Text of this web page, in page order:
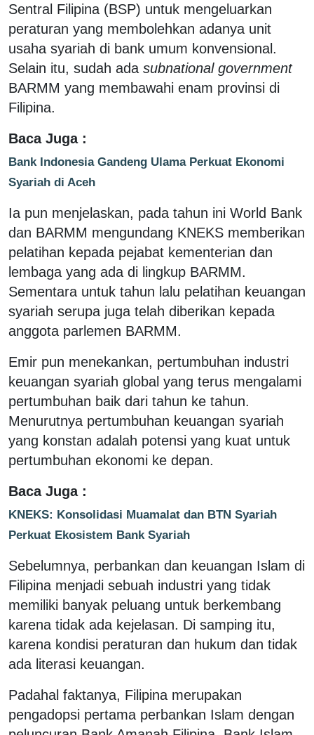
Sentral Filipina (BSP) untuk mengeluarkan
peraturan yang membolehkan adanya unit
usaha syariah di bank umum konvensional.
Selain itu, sudah ada subnational government
BARMM yang membawahi enam provinsi di
Filipina.
Baca Juga :
Bank Indonesia Gandeng Ulama Perkuat Ekonomi
Syariah di Aceh
Ia pun menjelaskan, pada tahun ini World Bank
dan BARMM mengundang KNEKS memberikan
pelatihan kepada pejabat kementerian dan
lembaga yang ada di lingkup BARMM.
Sementara untuk tahun lalu pelatihan keuangan
syariah serupa juga telah diberikan kepada
anggota parlemen BARMM.
Emir pun menekankan, pertumbuhan industri
keuangan syariah global yang terus mengalami
pertumbuhan baik dari tahun ke tahun.
Menurutnya pertumbuhan keuangan syariah
yang konstan adalah potensi yang kuat untuk
pertumbuhan ekonomi ke depan.
Baca Juga :
KNEKS: Konsolidasi Muamalat dan BTN Syariah
Perkuat Ekosistem Bank Syariah
Sebelumnya, perbankan dan keuangan Islam di
Filipina menjadi sebuah industri yang tidak
memiliki banyak peluang untuk berkembang
karena tidak ada kejelasan. Di samping itu,
karena kondisi peraturan dan hukum dan tidak
ada literasi keuangan.
Padahal faktanya, Filipina merupakan
pengadopsi pertama perbankan Islam dengan